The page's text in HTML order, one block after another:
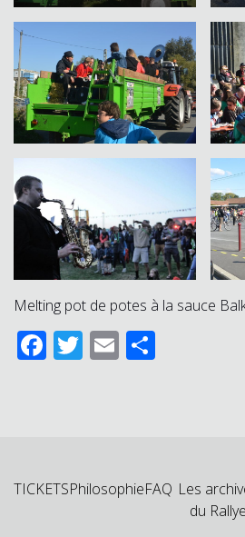
Melting pot de potes à la sauce
Facebook
Twitter
Email
TICKETSPhilosophieFAQ Les
du Rallye